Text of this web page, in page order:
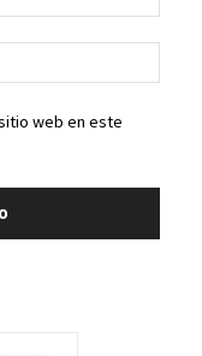
web:
web en este